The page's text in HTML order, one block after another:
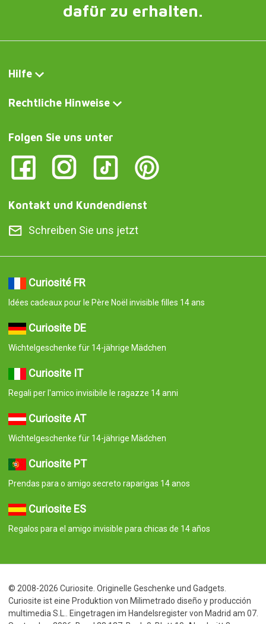
dafür zu erhalten.
Hilfe
Rechtliche Hinweise
Folgen Sie uns unter
Kontakt und Kundendienst
Schreiben Sie uns jetzt
Curiosité FR
Idées cadeaux pour le Père Noël invisible filles 14 ans
Curiosite DE
Wichtelgeschenke für 14-jährige Mädchen
Curiosite IT
Regali per l'amico invisibile le ragazze 14 anni
Curiosite AT
Wichtelgeschenke für 14-jährige Mädchen
Curiosite PT
Prendas para o amigo secreto raparigas 14 anos
Curiosite ES
Regalos para el amigo invisible para chicas de 14 años
© 2008-2026 Curiosite. Originelle Geschenke und Gadgets.
Curiosite ist eine Produktion von Milimetrado diseño y producción
multimedia S.L.. Eingetragen im Handelsregister von Madrid am 07.